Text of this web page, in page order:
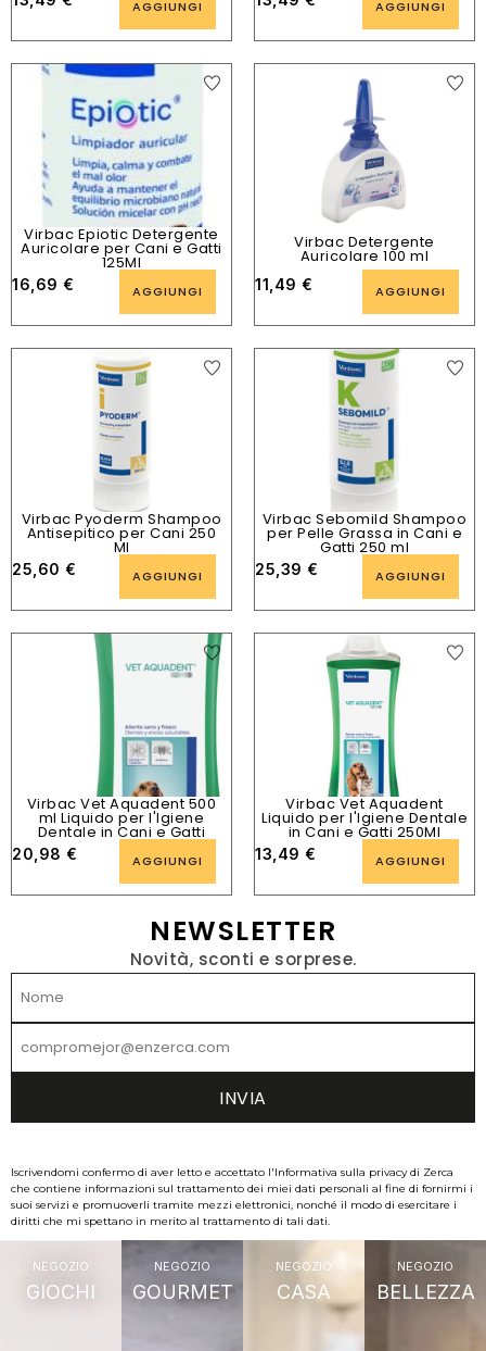
AGGIUNGI AGGIUNGI
Virbac Epiotic Detergente
Auricolare per Cani e Gatti
125Ml
16,69 € AGGIUNGI
Virbac Detergente
Auricolare 100 ml
11,49 € AGGIUNGI
Virbac Pyoderm Shampoo
Antisepitico per Cani 250
Ml
25,60 € AGGIUNGI
Virbac Sebomild Shampoo
per Pelle Grassa in Cani e
Gatti 250 ml
25,39 € AGGIUNGI
Virbac Vet Aquadent 500
ml Liquido per l'Igiene
Dentale in Cani e Gatti
20,98 € AGGIUNGI
Virbac Vet Aquadent
Liquido per l'Igiene Dentale
in Cani e Gatti 250Ml
13,49 € AGGIUNGI
NEWSLETTER
Novità, sconti e sorprese.
Iscrivendomi confermo di aver letto e accettato l'Informativa sulla privacy di Zerca
che contiene informazioni sul trattamento dei miei dati personali al fine di fornirmi i
suoi servizi e promuoverli tramite mezzi elettronici, nonché il modo di esercitare i
diritti che mi spettano in merito al trattamento di tali dati.
NEGOZIO
GIOCHI
NEGOZIO
GOURMET
NEGOZIO
CASA
NEGOZIO
BELLEZZA